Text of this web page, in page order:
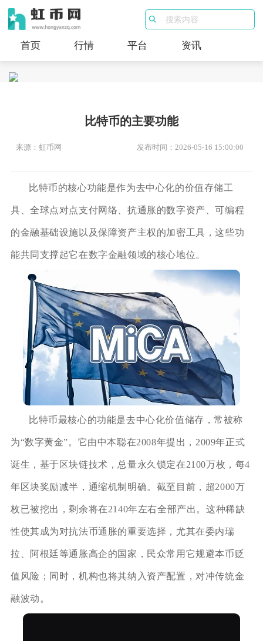
首页 行情 平台 资讯
比特币的主要功能
来源：虹币网 发布时间：2026-05-16 15:00:00
比特币的核心功能是作为去中心化的价值存储工
具、全球点对点支付网络、抗通胀的数字资产、可编程
的金融基础设施以及保障资产主权的加密工具，这些功
能共同支撑起它在数字金融领域的核心地位。
比特币最核心的功能是去中心化价值储存，常被称
为“数字黄金”。它由中本聪在2008年提出，2009年正式
诞生，基于区块链技术，总量永久锁定在2100万枚，每4
年区块奖励减半，通缩机制明确。截至目前，超2000万
枚已被挖出，剩余将在2140年左右全部产出。这种稀缺
性使其成为对抗法币通胀的重要选择，尤其在委内瑞
拉、阿根廷等通胀高企的国家，民众常用它规避本币贬
值风险；同时，机构也将其纳入资产配置，对冲传统金
融波动。